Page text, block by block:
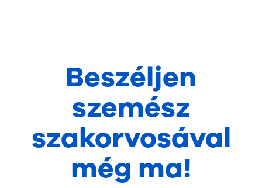
Beszéljen
szemész
szakorvosával
még ma!